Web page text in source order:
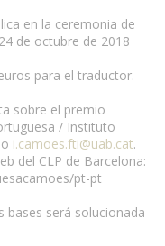
en la ceremonia de
de octubre de 2018
para el traductor.
sobre el premio
/ Instituto
i.camoes.fti@uab.cat.
del CLP de Barcelona:
pt-pt
bases será solucionada